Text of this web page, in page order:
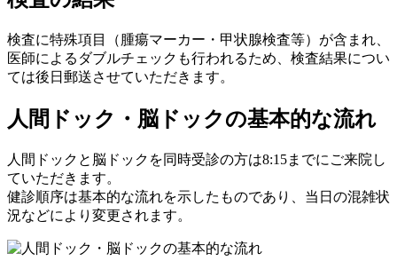
検査に特殊項目（腫瘍マーカー・甲状腺検査等）が含まれ、
医師によるダブルチェックも行われるため、検査結果につい
ては後日郵送させていただきます。
人間ドック・脳ドックの基本的な流れ
人間ドックと脳ドックを同時受診の方は8:15までにご来院し
ていただきます。
健診順序は基本的な流れを示したものであり、当日の混雑状
況などにより変更されます。